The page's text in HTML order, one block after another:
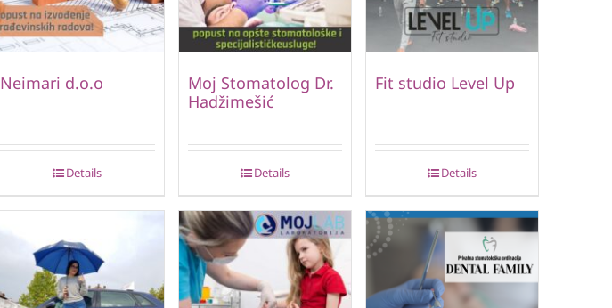
Neimari d.o.o
Details
Moj Stomatolog Dr.
Hadžimešić
Details
Fit studio Level Up
Details